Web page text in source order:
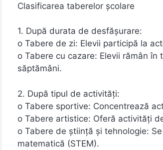
Clasificarea taberelor școlare
1. După durata de desfășurare:
o Tabere de zi: Elevii participă la
o Tabere cu cazare: Elevii rămân
săptămâni.
2. După tipul de activități:
o Tabere sportive: Concentrează
o Tabere artistice: Oferă activități
o Tabere de știință și tehnologie:
matematică (STEM).